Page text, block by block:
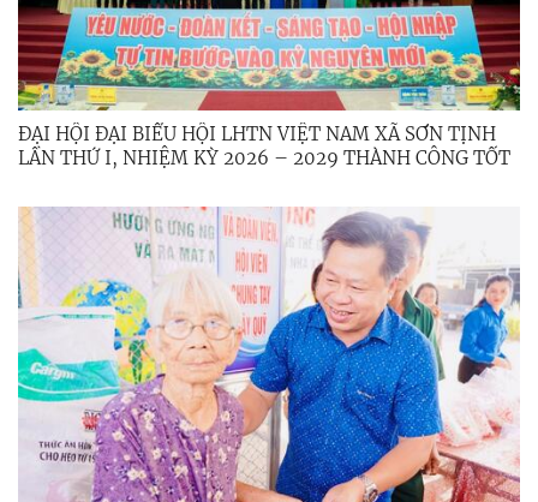
ĐẠI HỘI ĐẠI BIỂU HỘI LHTN VIỆT NAM XÃ SƠN TỊNH
LẦN THỨ I, NHIỆM KỲ 2026 – 2029 THÀNH CÔNG TỐT